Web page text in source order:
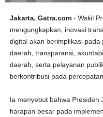
Jakarta, Gatra.com - Wakil
mengungkapkan, inovasi
digital akan berimplikasi
daerah, transparansi,
daerah, serta pelayanan
berkontribusi pada
Ia menyebut bahwa Presiden
harapan besar pada